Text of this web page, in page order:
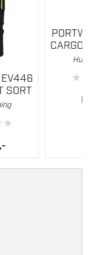
EV446
SORT
★
,-
CARGO
★
produktet
velges